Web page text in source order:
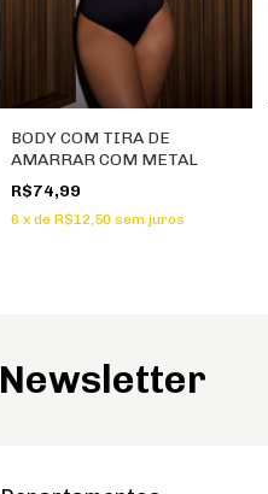
BODY COM TIRA DE
AMARRAR COM METAL
R$74,99
6 x de R$12,50 sem juros
Newsletter